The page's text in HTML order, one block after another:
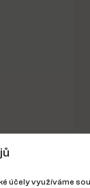
účely využíváme